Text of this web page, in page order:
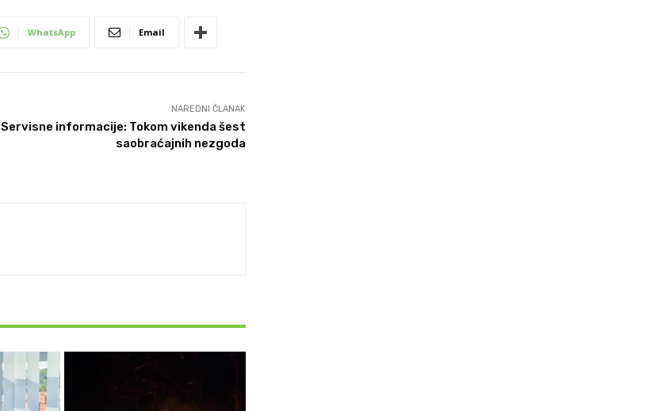
WhatsApp Email
NAREDNI ČLANAK
Servisne informacije: Tokom vikenda šest
saobraćajnih nezgoda